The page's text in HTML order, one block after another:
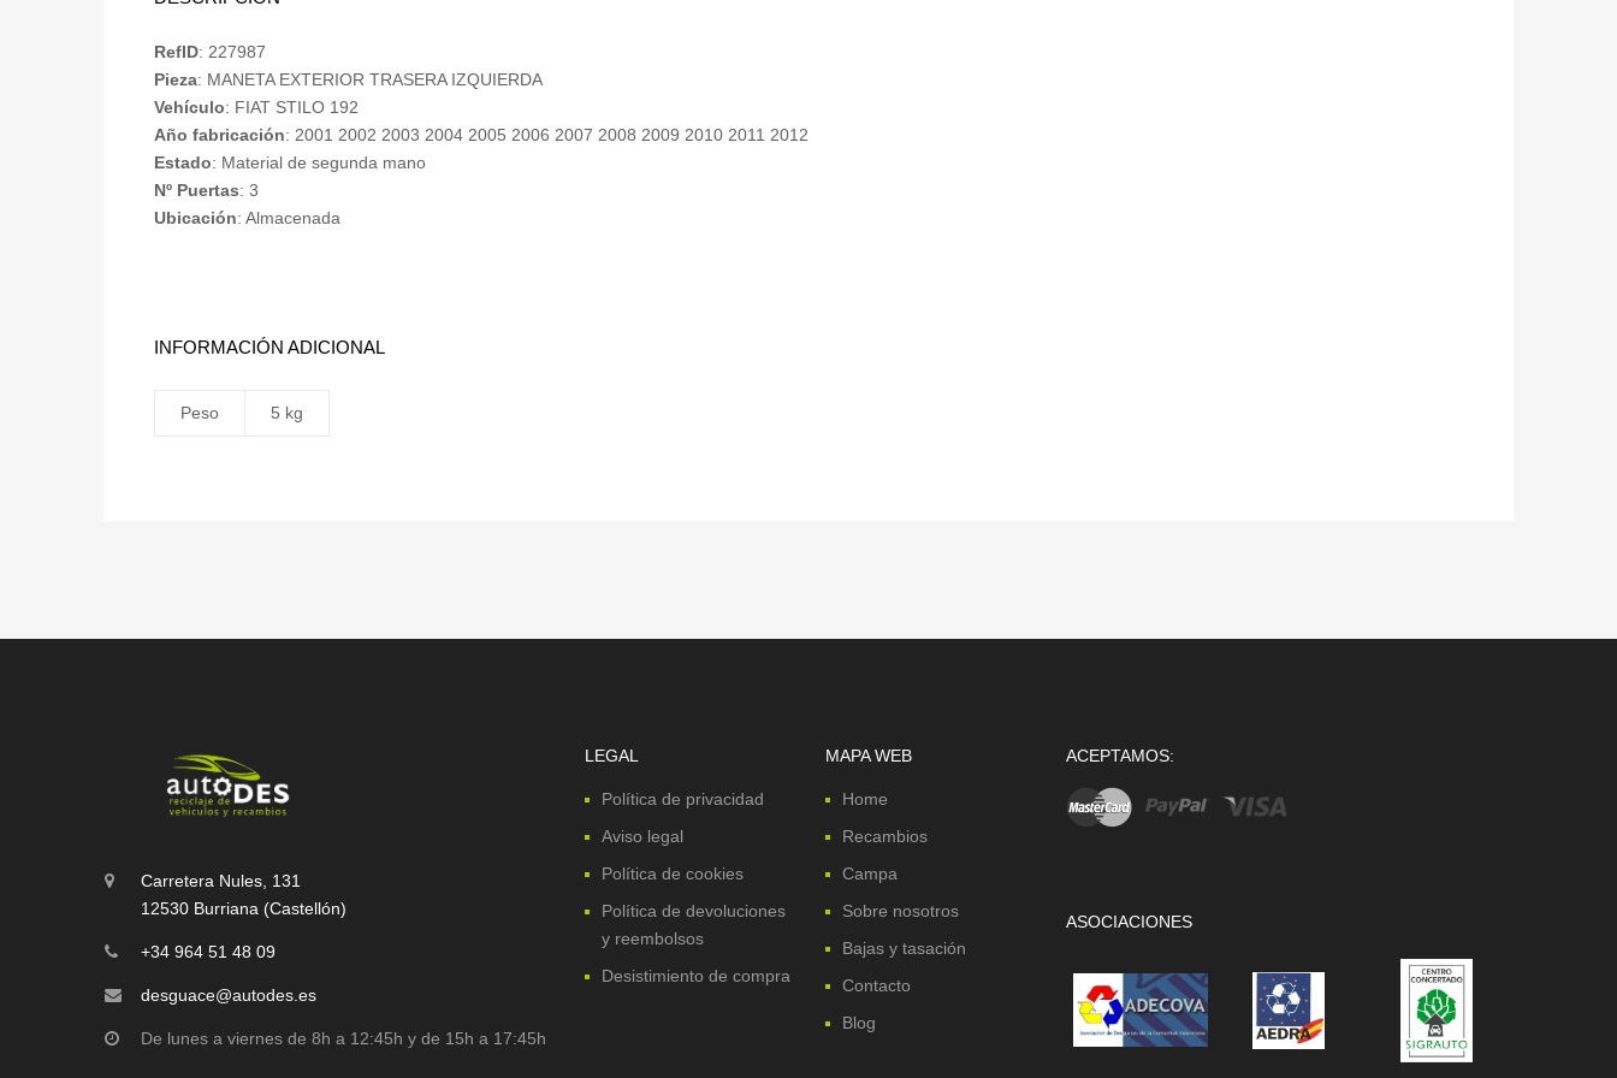
RefID: 227987
Pieza: MANETA EXTERIOR TRASERA IZQUIERDA
Vehículo: FIAT STILO 192
Año fabricación: 2001 2002 2003 2004 2005 2006 2007 2008 2009 2010 2011 2012
Estado: Material de segunda mano
Nº Puertas: 3
Ubicación: Almacenada
INFORMACIÓN ADICIONAL
Peso 5 kg
Carretera Nules, 131
12530 Burriana (Castellón)
+34 964 51 48 09
desguace@autodes.es
De lunes a viernes de 8h a 12:45h y de 15h a 17:45h
LEGAL
Política de privacidad
Aviso legal
Política de cookies
Política de devoluciones
y reembolsos
Desistimiento de compra
MAPA WEB
Home
Recambios
Campa
Sobre nosotros
Bajas y tasación
Contacto
Blog
ACEPTAMOS:
ASOCIACIONES